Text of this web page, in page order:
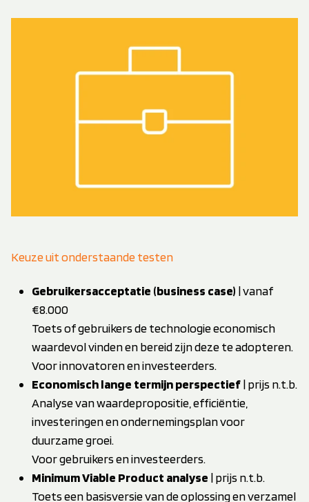
Keuze uit onderstaande testen
Gebruikersacceptatie (business case) | vanaf
€8.000
Toets of gebruikers de technologie economisch
waardevol vinden en bereid zijn deze te adopteren.
Voor innovatoren en investeerders.
Economisch lange termijn perspectief| prijs n.t.b.
Analyse van waardepropositie, efficiëntie,
investeringen en ondernemingsplan voor
duurzame groei.
Voor gebruikers en investeerders.
Minimum Viable Product analyse | prijs n.t.b.
Toets een basisversie van de oplossing en verzamel